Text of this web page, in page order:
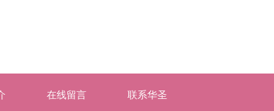
在线留言 联系华圣